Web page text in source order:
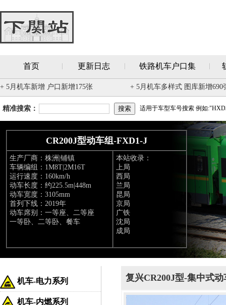
首页 更新日志 铁路机车户口集
+ 5月机车新增 户口新增175张 + 5月机车多样式 图库新增690
精准搜索： 适用于车型车号搜索 例如
CR200J型动车组-FXD1-J
生产厂商：株洲|铺镇
车辆编组：1M8T|2M16T
运行速度：160km/h
动车长度：约225.5m|448m
动车宽度：3105mm
首列下线：2019年
动车席别：一等座、二等座
一等卧、二等卧、餐车
本站收录：
上局
西局
兰局
昆局
京局
广铁
沈局
成局
机车-电力系列
机车-内燃系列
复兴CR200J型-集中式